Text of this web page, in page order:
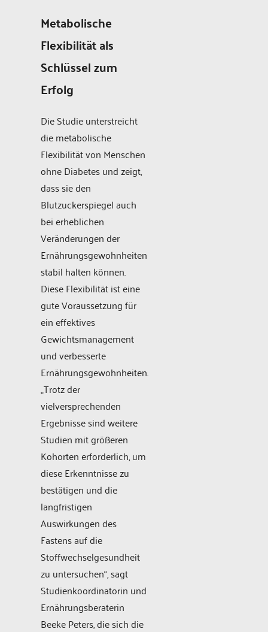
Metabolische
Flexibilität als
Schlüssel zum
Erfolg
Die Studie unterstreicht
die metabolische
Flexibilität von Menschen
ohne Diabetes und zeigt,
dass sie den
Blutzuckerspiegel auch
bei erheblichen
Veränderungen der
Ernährungsgewohnheiten
stabil halten können.
Diese Flexibilität ist eine
gute Voraussetzung für
ein effektives
Gewichtsmanagement
und verbesserte
Ernährungsgewohnheiten.
„Trotz der
vielversprechenden
Ergebnisse sind weitere
Studien mit größeren
Kohorten erforderlich, um
diese Erkenntnisse zu
bestätigen und die
langfristigen
Auswirkungen des
Fastens auf die
Stoffwechselgesundheit
zu untersuchen“, sagt
Studienkoordinatorin und
Ernährungsberaterin
Beeke Peters, die sich die